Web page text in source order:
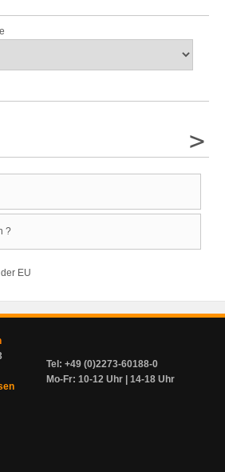
>
?
EU
Tel: +49 (0)2273-60188-0
Mo-Fr: 10-12 Uhr | 14-18 Uhr